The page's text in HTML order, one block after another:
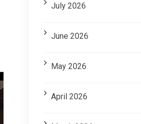
July 2026
June 2026
May 2026
April 2026